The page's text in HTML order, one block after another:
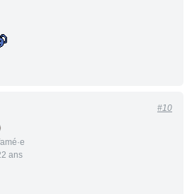
ans
#10